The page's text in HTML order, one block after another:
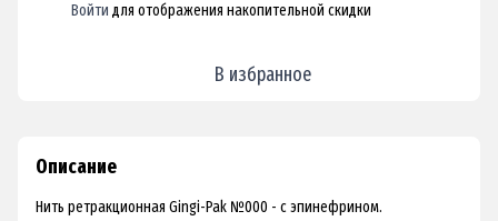
Войти для отображения накопительной скидки
В избранное
Описание
Нить ретракционная Gingi-Pak №000 - с эпинефрином.